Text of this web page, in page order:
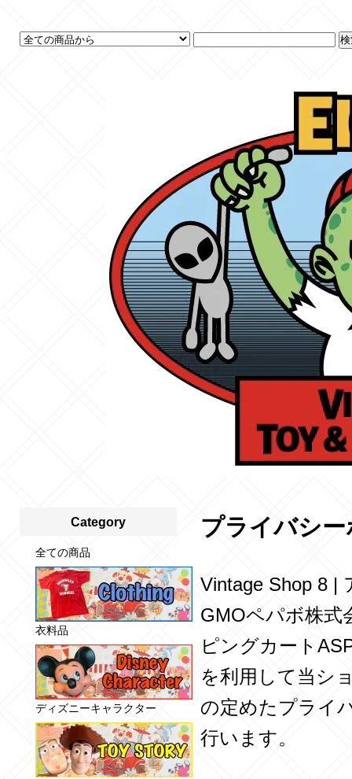
プライバシ
Vintage Shop 8 |
GMOペパボ株式
ピングカート
を利用して当シ
の定めた プライ
行います。
Category
全ての商品
衣料品
ディズニーキャラクター